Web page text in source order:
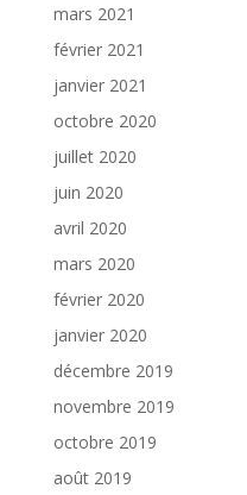
mars 2021
février 2021
janvier 2021
octobre 2020
juillet 2020
juin 2020
avril 2020
mars 2020
février 2020
janvier 2020
décembre 2019
novembre 2019
octobre 2019
août 2019